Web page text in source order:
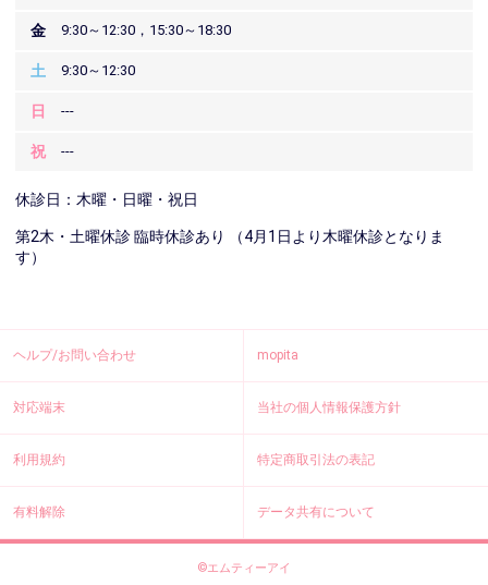
金 9:30～12:30，15:30～18:30
土 9:30～12:30
日 ---
祝 ---
休診日：木曜・日曜・祝日
第2木・土曜休診 臨時休診あり （4月1日より木曜休診となりま
す）
ヘルプ/お問い合わせ mopita
対応端末 当社の個人情報保護方針
利用規約 特定商取引法の表記
有料解除 データ共有について
©エムティーアイ